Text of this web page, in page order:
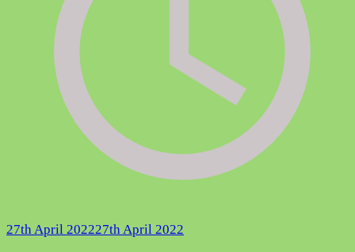
27th April 202227th April 2022